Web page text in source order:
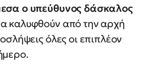
ο υπεύθυνος δάσκαλος
καλυφθούν από την αρχή
όλες οι επιπλέον